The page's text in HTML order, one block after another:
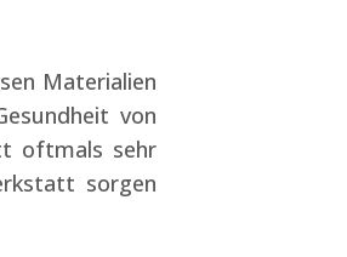
Materialien
von
oftmals sehr
sorgen